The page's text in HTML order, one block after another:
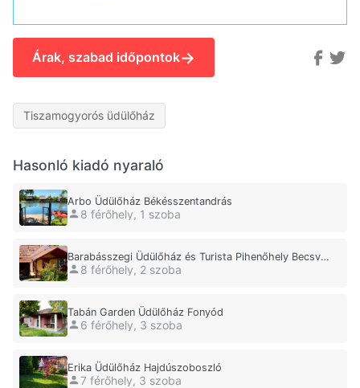
Árak, szabad időpontok→
Tiszamogyorós üdülőház
Hasonló kiadó nyaraló
Arbo Üdülőház Békésszentandrás
8 férőhely, 1 szoba
Barabásszegi Üdülőház és Turista Pihenőhely Becsvölgye
8 férőhely, 2 szoba
Tabán Garden Üdülőház Fonyód
6 férőhely, 3 szoba
Erika Üdülőház Hajdúszoboszló
7 férőhely, 3 szoba